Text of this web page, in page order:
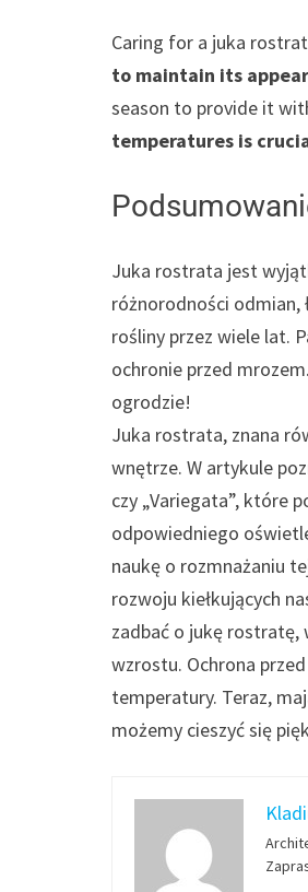
Caring for a juka
to maintain its
season to provide it
temperatures is
Juka rostrata jest
różnorodności odmian,
rośliny przez wiele lat.
ochronie przed
ogrodzie!
Juka rostrata, znana
wnętrze. W artykule
czy „Variegata”, które
odpowiedniego
naukę o rozmnażaniu
rozwoju kiełkujących
zadbać o jukę rostratę,
wzrostu. Ochrona
temperatury. Teraz,
możemy cieszyć się